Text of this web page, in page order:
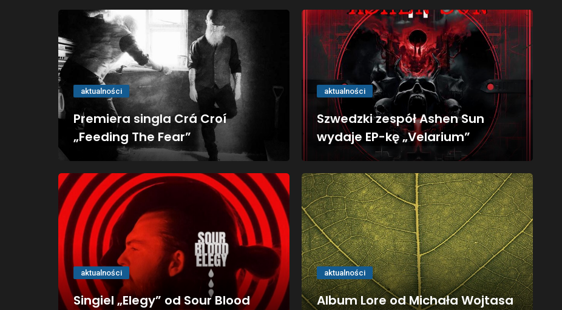
aktualności
Premiera singla Crá Croí
„Feeding The Fear”
aktualności
Szwedzki zespół Ashen Sun
wydaje EP-kę „Velarium”
aktualności
Singiel „Elegy” od Sour Blood
aktualności
Album Lore od Michała Wojtasa